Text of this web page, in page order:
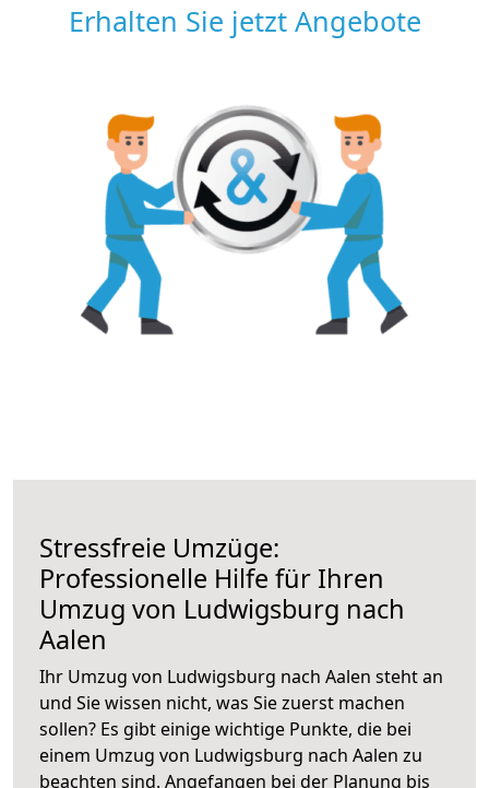
Erhalten Sie jetzt Angebote
Stressfreie Umzüge:
Professionelle Hilfe für Ihren
Umzug von Ludwigsburg nach
Aalen
Ihr Umzug von Ludwigsburg nach Aalen steht an
und Sie wissen nicht, was Sie zuerst machen
sollen? Es gibt einige wichtige Punkte, die bei
einem Umzug von Ludwigsburg nach Aalen zu
beachten sind. Angefangen bei der Planung bis